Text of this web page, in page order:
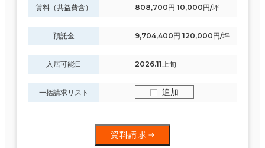
賃料（共益費含） 808,700円 10,000円/坪
預託金 9,704,400円 120,000円/坪
入居可能日 2026.11上旬
一括請求リスト 追加
資料請求